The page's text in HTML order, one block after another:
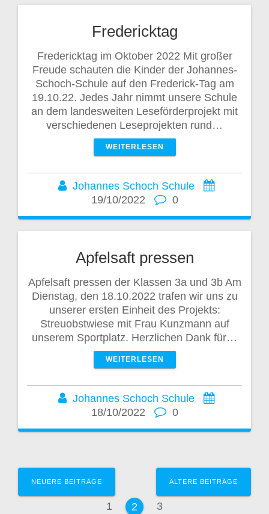
Fredericktag
Fredericktag im Oktober 2022 Mit großer
Freude schauten die Kinder der Johannes-
Schoch-Schule auf den Frederick-Tag am
19.10.22. Jedes Jahr nimmt unsere Schule
an dem landesweiten Leseförderprojekt mit
verschiedenen Leseprojekten rund…
WEITERLESEN
Johannes Schoch Schule
19/10/2022
0
Apfelsaft pressen
Apfelsaft pressen der Klassen 3a und 3b Am
Dienstag, den 18.10.2022 trafen wir uns zu
unserer ersten Einheit des Projekts:
Streuobstwiese mit Frau Kunzmann auf
unserem Sportplatz. Herzlichen Dank für…
WEITERLESEN
Johannes Schoch Schule
18/10/2022
0
B
e
NEUERE BEITRÄGE
S
1
S
2
S
3
ÄLTERE BEITRÄGE